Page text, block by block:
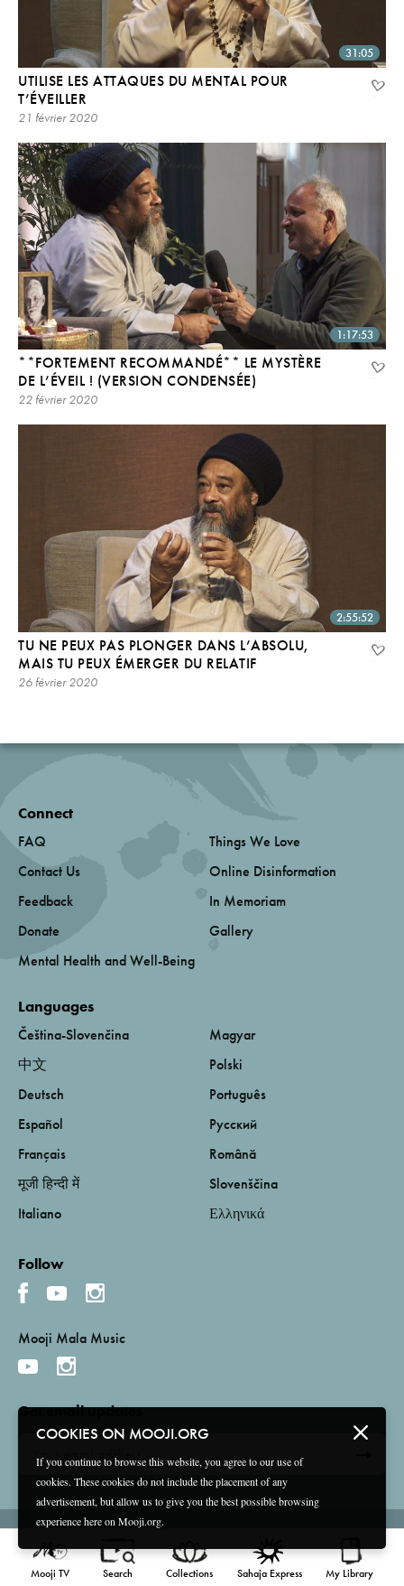
Mooji TV Search Collections Sahaja Express My Library
31:05
UTILISE LES ATTAQUES DU MENTAL POUR
T’ÉVEILLER
21 février 2020
1:17:53
**FORTEMENT RECOMMANDÉ** LE MYSTÈRE
DE L’ÉVEIL ! (VERSION CONDENSÉE)
22 février 2020
2:55:52
TU NE PEUX PAS PLONGER DANS L’ABSOLU,
MAIS TU PEUX ÉMERGER DU RELATIF
26 février 2020
COOKIES ON MOOJI.ORG
If you continue to browse this website, you agree to our use of
cookies. These cookies do not include the placement of any
advertisement, but allow us to give you the best possible browsing
experience here on Mooji.org.
Connect
FAQ
Contact Us
Feedback
Donate
Mental Health and Well-Being
Things We Love
Online Disinformation
In Memoriam
Gallery
Languages
Čeština-Slovenčina
中文
Deutsch
Español
Français
मूजी हिन्दी में
Italiano
Magyar
Polski
Português
Русский
Română
Slovenščina
Ελληνικά
Follow
Mooji Mala Music
Get email updates
© 2026 Mooji Media Ltd and Associação Mooji Sangha
Terms and Conditions